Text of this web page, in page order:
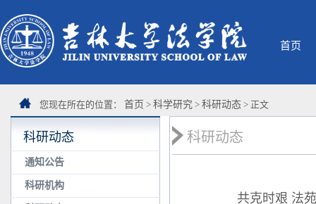
首页
您现在所在的位置： 首页 > 科学研究 > 科研动态 > 正文
科研动态
通知公告
科研机构
科研动态
共克时艰 法